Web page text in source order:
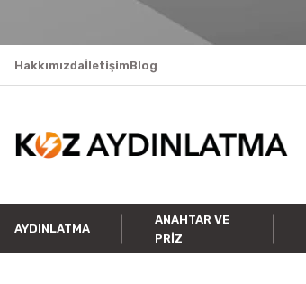
HakkımızdaİletişimBlog
AYDINLATMA
ANAHTAR VE
PRIZ